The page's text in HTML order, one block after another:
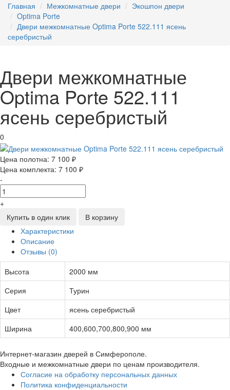
Главная
Межкомнатные двери
Экошпон двери
Optima Porte
Двери межкомнатные Optima Porte 522.111 ясень
серебристый
Двери межкомнатные
Optima Porte 522.111
ясень серебристый
0
Цена полотна: 7 100 ₽
Цена комплекта: 7 100 ₽
-
+
Купить в один клик
В корзину
Характеристики
Описание
Отзывы (0)
Высота
2000 мм
Серия
Турин
Цвет
ясень серебристый
Ширина
400,600,700,800,900 мм
Интернет-магазин дверей в Симферополе.
Входные и межкомнатные двери по ценам производителя.
Согласие на обработку персональных данных
Политика конфиденциальности